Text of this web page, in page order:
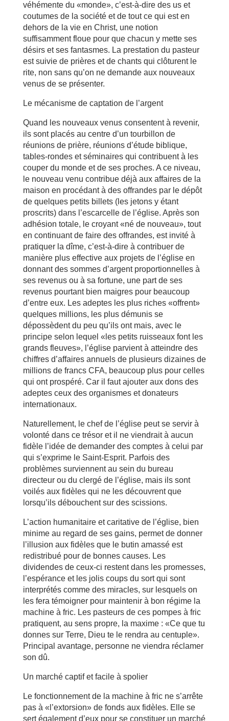
véhémente du «monde», c’est-à-dire des us et
coutumes de la société et de tout ce qui est en
dehors de la vie en Christ, une notion
suffisamment floue pour que chacun y mette ses
désirs et ses fantasmes. La prestation du pasteur
est suivie de prières et de chants qui clôturent le
rite, non sans qu’on ne demande aux nouveaux
venus de se présenter.
Le mécanisme de captation de l’argent
Quand les nouveaux venus consentent à revenir,
ils sont placés au centre d’un tourbillon de
réunions de prière, réunions d’étude biblique,
tables-rondes et séminaires qui contribuent à les
couper du monde et de ses proches. A ce niveau,
le nouveau venu contribue déjà aux affaires de la
maison en procédant à des offrandes par le dépôt
de quelques petits billets (les jetons y étant
proscrits) dans l’escarcelle de l’église. Après son
adhésion totale, le croyant «né de nouveau», tout
en continuant de faire des offrandes, est invité à
pratiquer la dîme, c’est-à-dire à contribuer de
manière plus effective aux projets de l’église en
donnant des sommes d’argent proportionnelles à
ses revenus ou à sa fortune, une part de ses
revenus pourtant bien maigres pour beaucoup
d’entre eux. Les adeptes les plus riches «offrent»
quelques millions, les plus démunis se
dépossèdent du peu qu’ils ont mais, avec le
principe selon lequel «les petits ruisseaux font les
grands fleuves», l’église parvient à atteindre des
chiffres d’affaires annuels de plusieurs dizaines de
millions de francs CFA, beaucoup plus pour celles
qui ont prospéré. Car il faut ajouter aux dons des
adeptes ceux des organismes et donateurs
internationaux.
Naturellement, le chef de l’église peut se servir à
volonté dans ce trésor et il ne viendrait à aucun
fidèle l’idée de demander des comptes à celui par
qui s’exprime le Saint-Esprit. Parfois des
problèmes surviennent au sein du bureau
directeur ou du clergé de l’église, mais ils sont
voilés aux fidèles qui ne les découvrent que
lorsqu’ils débouchent sur des scissions.
L’action humanitaire et caritative de l’église, bien
minime au regard de ses gains, permet de donner
l’illusion aux fidèles que le butin amassé est
redistribué pour de bonnes causes. Les
dividendes de ceux-ci restent dans les promesses,
l’espérance et les jolis coups du sort qui sont
interprétés comme des miracles, sur lesquels on
les fera témoigner pour maintenir à bon régime la
machine à fric. Les pasteurs de ces pompes à fric
pratiquent, au sens propre, la maxime : «Ce que tu
donnes sur Terre, Dieu te le rendra au centuple».
Principal avantage, personne ne viendra réclamer
son dû.
Un marché captif et facile à spolier
Le fonctionnement de la machine à fric ne s’arrête
pas à «l’extorsion» de fonds aux fidèles. Elle se
sert également d’eux pour se constituer un marché